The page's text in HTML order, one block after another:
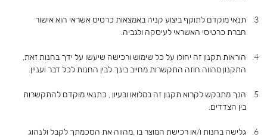
תנאי מוקדם לתוקף ביצוע קניה באמצאות כרטיס אשראי הוא אישור
חברת כרטיסי האשראי לעיסקה ולגביה.
הוראות תקנון זה יחולו על כל שימוש ורכישה שיעשו על ידך בחנות זאת,
התקנון מהווה חוזה התקשרות מחייב בינך לבין החנות לכל דבר ועניין.
הנך מתבקש לקרוא תקנון זה במלואו ובעיון , כתנאי מוקדם להתקשרות
בין הצדדים.
גלישה בחנות ו/או רכישת המוצר בו ,מהווה את הסכמתך לקבל ולנהוג